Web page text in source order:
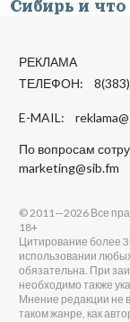
Сибирь и что
РЕКЛАМА
ТЕЛЕФОН: 8(383)
E-MAIL:
По вопросам
marketing@sib.fm
© 2011—2026 Все
18+
Цитирование более
использовании
обязательна. При
необходимо также
Мнение редакции не
таком жанре, как